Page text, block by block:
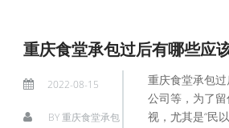
重庆食堂承包过后有哪些应
2022-08-15
BY重庆食堂承包
重庆食堂承包
公司等，为了
视，尤其是“民